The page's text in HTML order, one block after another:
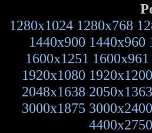
1280x1024 1280x768
1440x900 1440x960
1600x1251 1600x961
1920x1080 1920x1200
2048x1638 2050x1363
3000x1875 3000x2400
4400x2750